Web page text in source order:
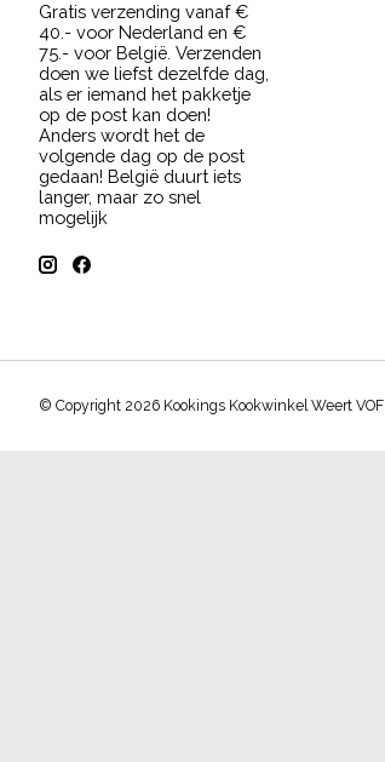
Gratis verzending vanaf €
40.- voor Nederland en €
75.- voor België. Verzenden
doen we liefst dezelfde dag,
als er iemand het pakketje
op de post kan doen!
Anders wordt het de
volgende dag op de post
gedaan! België duurt iets
langer, maar zo snel
mogelijk
© Copyright 2026 Kookings Kookwinkel Weert VOF